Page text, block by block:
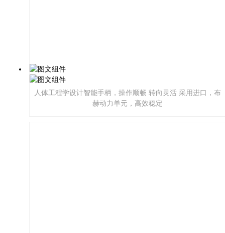
人体工程学设计智能手柄，操作顺畅 转向灵活 采用进口，布
赫动力单元，高效稳定